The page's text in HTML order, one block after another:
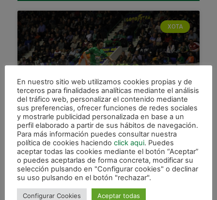
XOTA
Remontada y gran triunfo en un
derbi espectacular (5-2)
Magna Navarra logró un triunfo épico ante Aspil
Vidal Ribera Navarra en un derbi marcado por la
igualdad sobre la pista de Anaitasuna que gozó
LEER MÁS »
En nuestro sitio web utilizamos cookies propias y de
terceros para finalidades analíticas mediante el análisis
del tráfico web, personalizar el contenido mediante
sus preferencias, ofrecer funciones de redes sociales
y mostrarle publicidad personalizada en base a un
perfil elaborado a partir de sus hábitos de navegación.
Para más información puedes consultar nuestra
política de cookies haciendo click aqui. Puedes
aceptar todas las cookies mediante el botón “Aceptar”
o puedes aceptarlas de forma concreta, modificar su
selección pulsando en "Configurar cookies" o declinar
su uso pulsando en el botón "rechazar".
Configurar Cookies Aceptar todas